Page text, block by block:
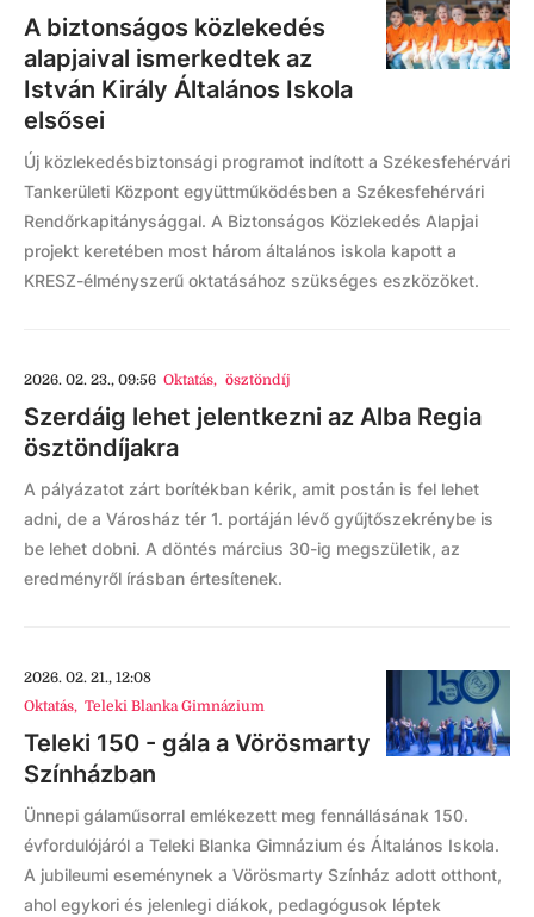
A biztonságos közlekedés
alapjaival ismerkedtek az
István Király Általános Iskola
elsősei
Új közlekedésbiztonsági programot indított a Székesfehérvári
Tankerületi Központ együttműködésben a Székesfehérvári
Rendőrkapitánysággal. A Biztonságos Közlekedés Alapjai
projekt keretében most három általános iskola kapott a
KRESZ-élményszerű oktatásához szükséges eszközöket.
2026. 02. 23., 09:56 Oktatás, ösztöndíj
Szerdáig lehet jelentkezni az Alba Regia
ösztöndíjakra
A pályázatot zárt borítékban kérik, amit postán is fel lehet
adni, de a Városház tér 1. portáján lévő gyűjtőszekrénybe is
be lehet dobni. A döntés március 30-ig megszületik, az
eredményről írásban értesítenek.
2026. 02. 21., 12:08
Oktatás, Teleki Blanka Gimnázium
Teleki 150 - gála a Vörösmarty
Színházban
Ünnepi gálaműsorral emlékezett meg fennállásának 150.
évfordulójáról a Teleki Blanka Gimnázium és Általános Iskola.
A jubileumi eseménynek a Vörösmarty Színház adott otthont,
ahol egykori és jelenlegi diákok, pedagógusok léptek